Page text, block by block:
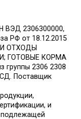
ВЭД 2306300000,
РФ от 18.12.2015
И ОТХОДЫ
ГОТОВЫЕ КОРМА
2306 2308
Поставщик
и
подлежащей